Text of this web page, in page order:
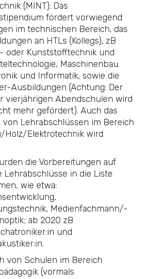
(MINT): Das
fördert vorwiegend
im technischen Bereich, das
an HTLs (Kollegs), zB
oder Kunststofftechnik und
Maschinenbau
und Informatik, sowie die
Ausbildungen (Achtung: Der
vierjährigen Abendschulen wird
mehr gefördert). Auch das
von Lehrabschlüssen im Bereich
Holz/Elektrotechnik wird
die Vorbereitungen auf
Lehrabschlüsse in die Liste
wie etwa:
Medienfachmann/-
ab 2020 zB
und
von Schulen im Bereich
(vormals